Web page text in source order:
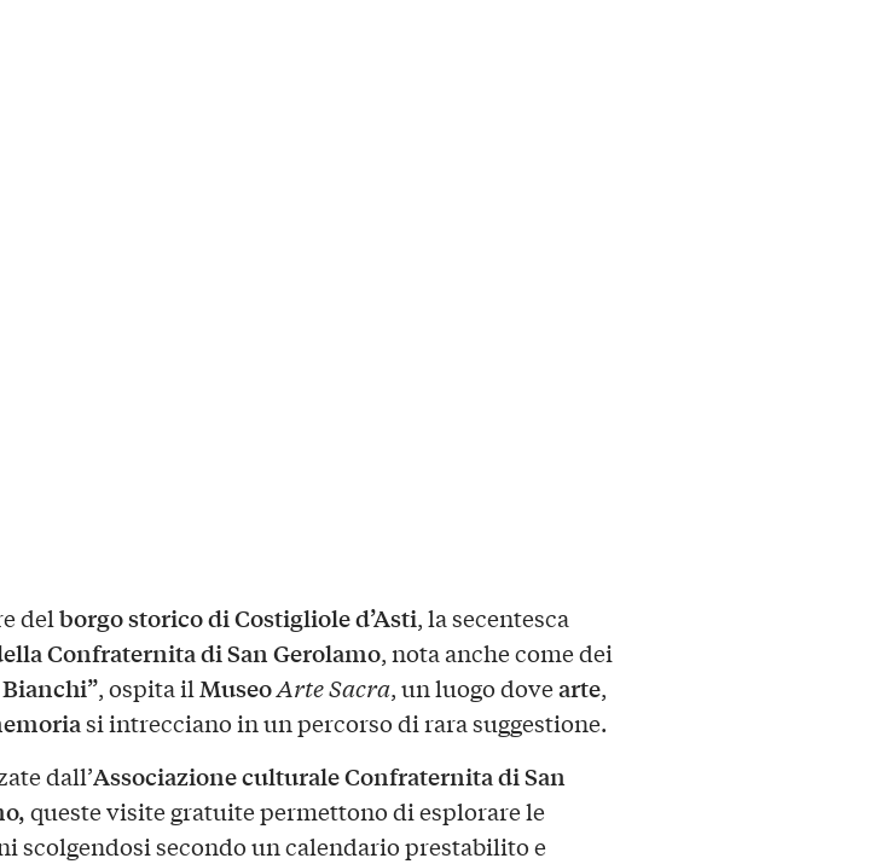
delborgo storico di Costigliole d’Asti, la secentesca
Confraternita di San Gerolamo, nota anche come dei
, ospita ilMuseoArte Sacra, un luogo dovearte,
si intrecciano in un percorso di rara suggestione.
dall’Associazione culturale Confraternita di San
queste visite gratuite permettono di esplorare le
scolgendosi secondo un calendario prestabilito e